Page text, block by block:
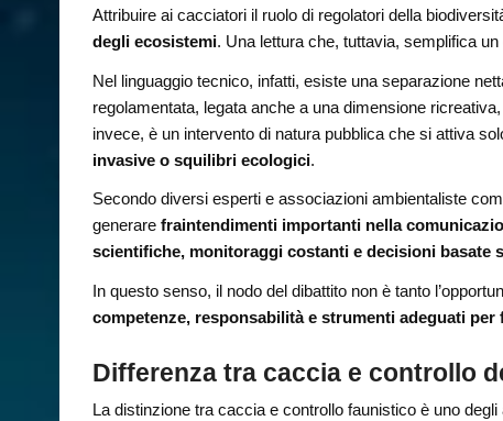
Attribuire ai cacciatori il ruolo di regolatori della
degli ecosistemi. Una lettura che, tuttavia, semplifica
Nel linguaggio tecnico, infatti, esiste una separazione
regolamentata, legata anche a una dimensione
invece, è un intervento di natura pubblica che si attiva
invasive o squilibri ecologici.
Secondo diversi esperti e associazioni ambientaliste
generarefraintendimenti importanti nella
scientifiche, monitoraggi costanti e decisioni basate
In questo senso, il nodo del dibattito non è tanto
competenze, responsabilità e strumenti adeguati per
Differenza tra caccia e controllo
La distinzione tra caccia e controllo faunistico è uno degli